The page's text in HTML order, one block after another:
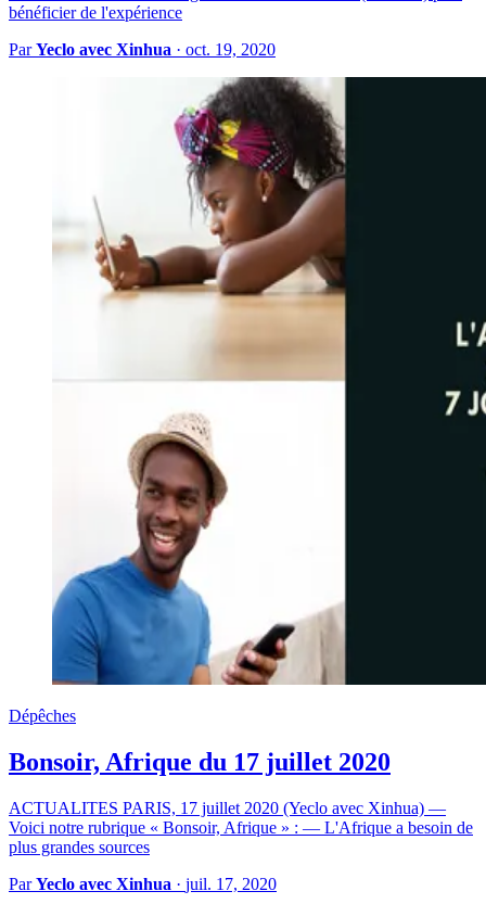
bénéficier de l'expérience
ParYeclo avec Xinhua · oct. 19, 2020
Dépêches
Bonsoir, Afrique du 17 juillet 2020
ACTUALITES PARIS, 17 juillet 2020 (Yeclo avec Xinhua) —
Voici notre rubrique « Bonsoir, Afrique » : — L'Afrique a besoin de
plus grandes sources
ParYeclo avec Xinhua · juil. 17, 2020